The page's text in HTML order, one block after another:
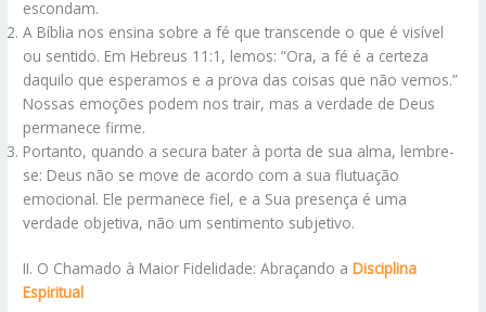
escondam.
A Bíblia nos ensina sobre a fé que transcende o que é visível
ou sentido. Em Hebreus 11:1, lemos: “Ora, a fé é a certeza
daquilo que esperamos e a prova das coisas que não vemos.”
Nossas emoções podem nos trair, mas a verdade de Deus
permanece firme.
Portanto, quando a secura bater à porta de sua alma, lembre-
se: Deus não se move de acordo com a sua flutuação
emocional. Ele permanece fiel, e a Sua presença é uma
verdade objetiva, não um sentimento subjetivo.
II. O Chamado à Maior Fidelidade: Abraçando aDisciplina
Espiritual